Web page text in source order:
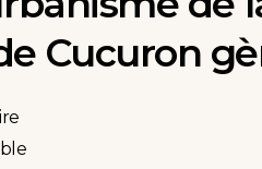
Cucuron